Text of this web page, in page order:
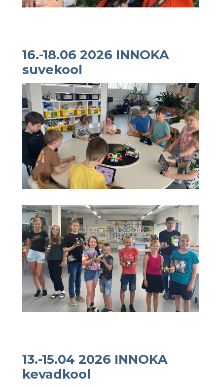
16.-18.06 2026 INNOKA
suvekool
13.-15.04 2026 INNOKA
kevadkool